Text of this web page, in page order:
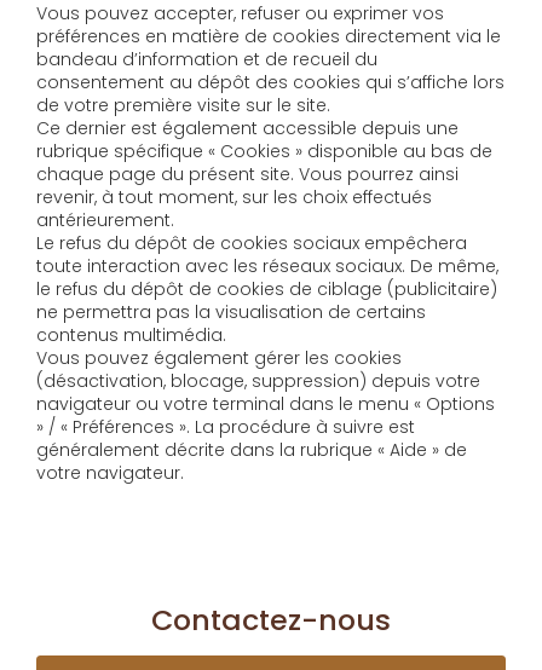
Vous pouvez accepter, refuser ou exprimer vos
préférences en matière de cookies directement via le
bandeau d’information et de recueil du
consentement au dépôt des cookies qui s’affiche lors
de votre première visite sur le site.
Ce dernier est également accessible depuis une
rubrique spécifique « Cookies » disponible au bas de
chaque page du présent site. Vous pourrez ainsi
revenir, à tout moment, sur les choix effectués
antérieurement.
Le refus du dépôt de cookies sociaux empêchera
toute interaction avec les réseaux sociaux. De même,
le refus du dépôt de cookies de ciblage (publicitaire)
ne permettra pas la visualisation de certains
contenus multimédia.
Vous pouvez également gérer les cookies
(désactivation, blocage, suppression) depuis votre
navigateur ou votre terminal dans le menu « Options
» / « Préférences ». La procédure à suivre est
généralement décrite dans la rubrique « Aide » de
votre navigateur.
Contactez-nous